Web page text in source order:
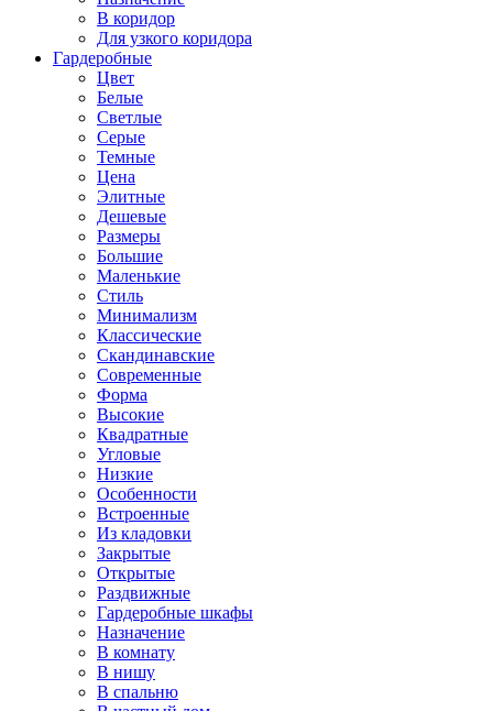
В коридор
Для узкого коридора
Гардеробные
Цвет
Белые
Светлые
Серые
Темные
Цена
Элитные
Дешевые
Размеры
Большие
Маленькие
Стиль
Минимализм
Классические
Скандинавские
Современные
Форма
Высокие
Квадратные
Угловые
Низкие
Особенности
Встроенные
Из кладовки
Закрытые
Открытые
Раздвижные
Гардеробные шкафы
Назначение
В комнату
В нишу
В спальню